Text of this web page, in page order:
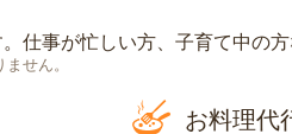
仕事が忙しい方、子育て中の
せん。
お料理代